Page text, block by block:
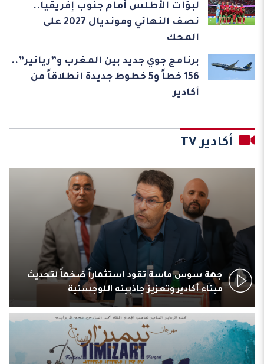
لبؤات الأطلس أمام جنوب إفريقيا..
نصف النهائي ومونديال 2027 على
المحك
برنامج جوي جديد بين المغرب و”ريانير”..
156 خطاً و5 خطوط جديدة انطلاقاً من
أكادير
أكادير TV
رئيس جهة سوس ماسة: تعزيز جاذبية الجهات رهين
باستكمال تنزيل الجهوية المتقدمة